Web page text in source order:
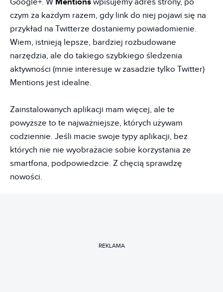
czym za każdym razem, gdy link do niej pojawi się na
przykład na Twitterze dostaniemy powiadomienie.
Wiem, istnieją lepsze, bardziej rozbudowane
narzędzia, ale do takiego szybkiego śledzenia
aktywności (mnie interesuje w zasadzie tylko Twitter)
Mentions jest idealne.
Zainstalowanych aplikacji mam więcej, ale te
powyższe to te najważniejsze, których używam
codziennie. Jeśli macie swoje typy aplikacji, bez
których nie nie wyobrażacie sobie korzystania ze
smartfona, podpowiedzcie. Z chęcią sprawdzę
nowości.
REKLAMA